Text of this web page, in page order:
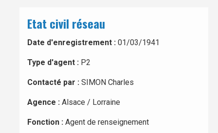
Etat civil réseau
Date d'enregistrement : 01/03/1941
Type d'agent : P2
Contacté par : SIMON Charles
Agence : Alsace / Lorraine
Fonction : Agent de renseignement